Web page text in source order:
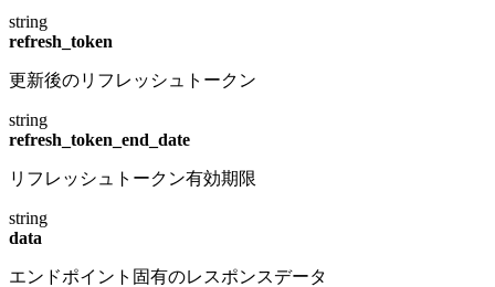
string
refresh_token
更新後のリフレッシュトークン
string
refresh_token_end_date
リフレッシュトークン有効期限
string
data
エンドポイント固有のレスポンスデータ